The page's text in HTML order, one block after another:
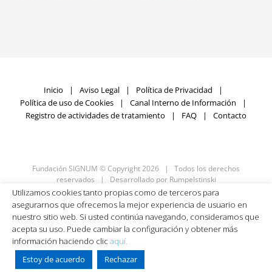
Inicio Aviso Legal
Política de Privacidad
Política de uso de Cookies
Canal Interno de Información
Registro de actividades de tratamiento
FAQ Contacto
Fundación SIGNUM © Copyright2026 | Todos los derechos
reservados | Desarrollado por Rumpelstinski
Facebook
X LinkedInYouTube
Utilizamos cookies tanto propias como de terceros para
asegurarnos que ofrecemos la mejor experiencia de usuario en
nuestro sitio web. Si usted continúa navegando, consideramos que
acepta su uso. Puede cambiar la configuración y obtener más
información haciendo clicaquí.
Estoy de acuerdo
Rechazar